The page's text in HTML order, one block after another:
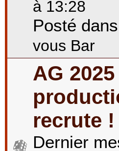
à 13:28
Posté dans
vous Bar
AG
recrute !
Dernier